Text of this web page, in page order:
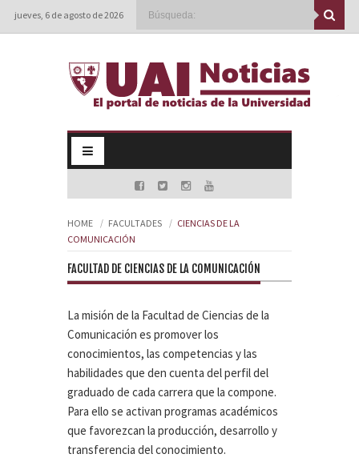
jueves, 6 de agosto de 2026
HOME FACULTADES
CIENCIAS DE LA
COMUNICACIÓN
FACULTAD DE CIENCIAS DE LA COMUNICACIÓN
La misión de la Facultad de Ciencias de la
Comunicación es promover los
conocimientos, las competencias y las
habilidades que den cuenta del perfil del
graduado de cada carrera que la compone.
Para ello se activan programas académicos
que favorezcan la producción, desarrollo y
transferencia del conocimiento.